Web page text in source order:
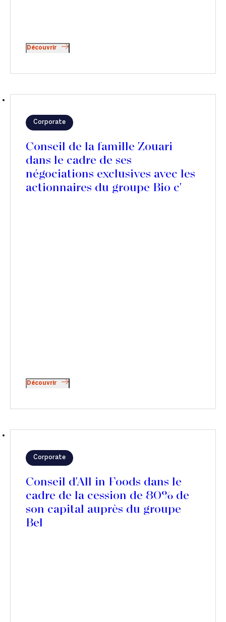
Découvrir
Corporate
Conseil de la famille Zouari
dans le cadre de ses
négociations exclusives avec les
actionnaires du groupe Bio c'
Découvrir
Corporate
Conseil d'All in Foods dans le
cadre de la cession de 80% de
son capital auprès du groupe
Bel